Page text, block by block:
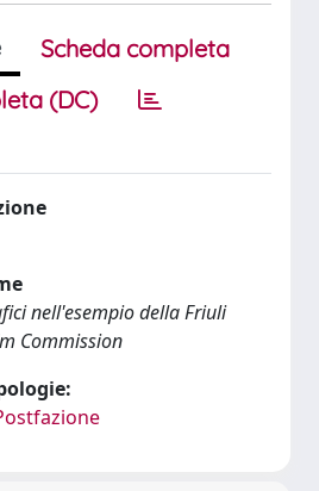
Scheda completa
(DC)
nell'esempio della Friuli
Commission